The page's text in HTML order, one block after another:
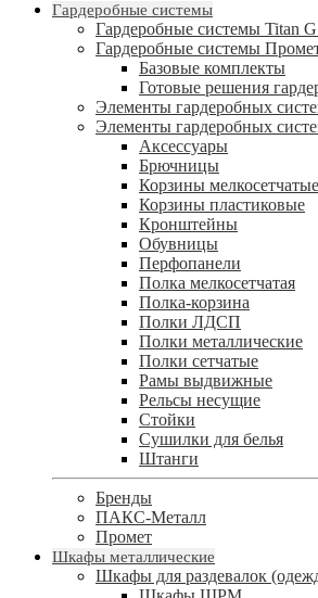
Гардеробные системы
Гардеробные системы Titan
Гардеробные системы
Базовые комплекты
Готовые решения
Элементы гардеробных
Элементы гардеробных
Аксессуары
Брючницы
Корзины мелкосетчатые
Корзины пластиковые
Кронштейны
Обувницы
Перфопанели
Полка мелкосетчатая
Полка-корзина
Полки ЛДСП
Полки металлические
Полки сетчатые
Рамы выдвижные
Рельсы несущие
Стойки
Сушилки для белья
Штанги
Бренды
ПАКС-Металл
Промет
Шкафы металлические
Шкафы для раздевалок